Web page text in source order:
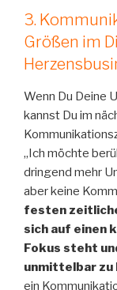
3.
Größen im
Wenn Du Deine
kannst Du im
„Ich möchte
dringend mehr
aber keine
festen
sich auf einen
Fokus steht
unmittelbar zu
ein